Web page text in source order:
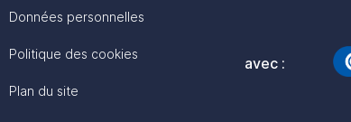
Données personnelles
Politique des cookies
Plan du site
avec :